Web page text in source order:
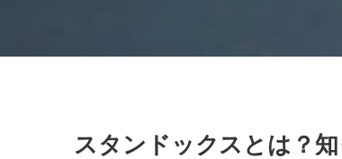
スタンドックスとは？